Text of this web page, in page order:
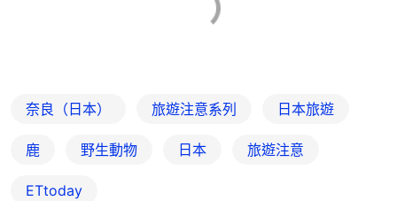
奈良（日本） 旅遊注意系列 日本旅遊
鹿 野生動物 日本 旅遊注意
ETtoday